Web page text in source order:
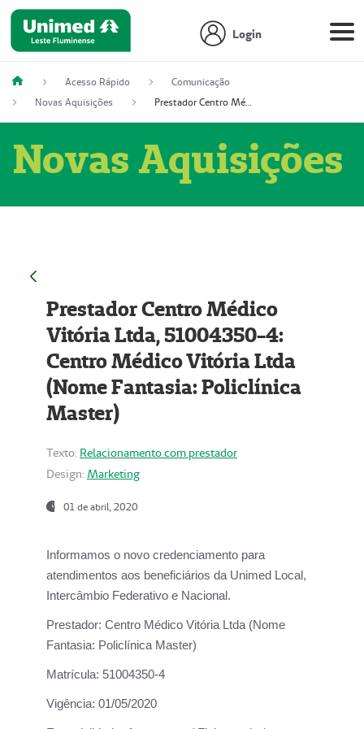
Login
Acesso Rápido
Comunicação
Novas Aquisições
Prestador Centro Médico Vitória Ltda, 51004350-4: Centro Médico Vitória Ltda (Nome Fantasia: Policlínica Master)
Novas Aquisições
Prestador Centro Médico
Vitória Ltda, 51004350-4:
Centro Médico Vitória Ltda
(Nome Fantasia: Policlínica
Master)
Texto: Relacionamento com prestador
Design: Marketing
01 de abril, 2020
Informamos o novo credenciamento para
atendimentos aos beneficiários da Unimed Local,
Intercâmbio Federativo e Nacional.
Prestador: Centro Médico Vitória Ltda (Nome
Fantasia: Policlínica Master)
Matrícula: 51004350-4
Vigência: 01/05/2020